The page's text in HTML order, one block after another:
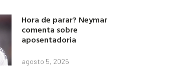
Hora de parar? Neymar
comenta sobre
aposentadoria
agosto 5, 2026